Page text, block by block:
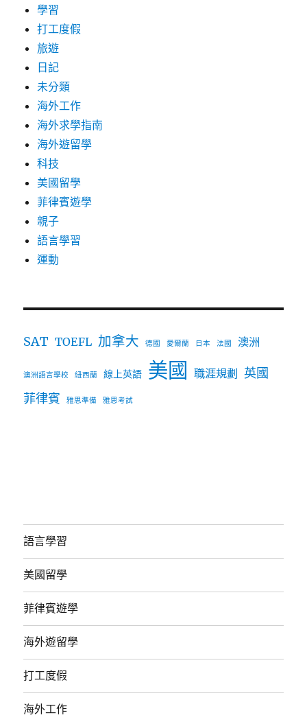
學習
打工度假
旅遊
日記
未分類
海外工作
海外求學指南
海外遊留學
科技
美國留學
菲律賓遊學
親子
語言學習
運動
SAT TOEFL 加拿大 德國 愛爾蘭 日本 法國 澳洲
澳洲語言學校 紐西蘭 線上英語 美國 職涯規劃 英國
菲律賓
雅思準備 雅思考試
語言學習
美國留學
菲律賓遊學
海外遊留學
打工度假
海外工作